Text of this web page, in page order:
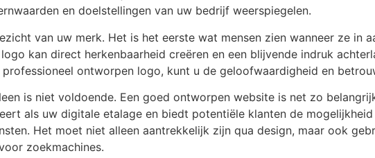
en doelstellingen van uw bedrijf weerspiegelen.
van uw merk. Het is het eerste wat mensen zien wanneer ze in
kan direct herkenbaarheid creëren en een blijvende indruk
professioneel ontworpen logo, kunt u de geloofwaardigheid en
is niet voldoende. Een goed ontworpen website is net zo
als uw digitale etalage en biedt potentiële klanten de
Het moet niet alleen aantrekkelijk zijn qua design, maar ook
zoekmachines.